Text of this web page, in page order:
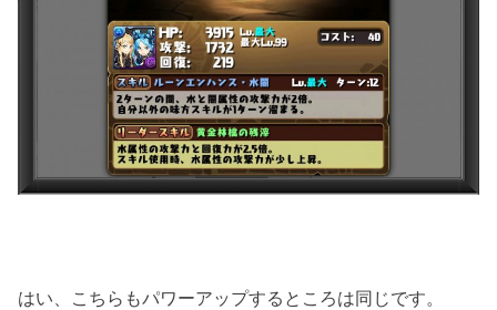
はい、こちらもパワーアップするところは同じです。